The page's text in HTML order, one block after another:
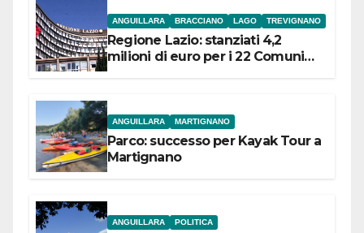
ANGUILLARA BRACCIANO LAGO TREVIGNANO
Regione Lazio: stanziati 4,2
milioni di euro per i 22 Comuni
ANGUILLARA MARTIGNANO
Parco: successo per Kayak Tour a
Martignano
ANGUILLARA POLITICA